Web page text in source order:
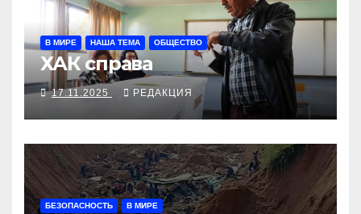
В МИРЕ НАША ТЕМА ОБЩЕСТВО
ХАК справа
17.11.2025 РЕДАКЦИЯ
БЕЗОПАСНОСТЬ В МИРЕ